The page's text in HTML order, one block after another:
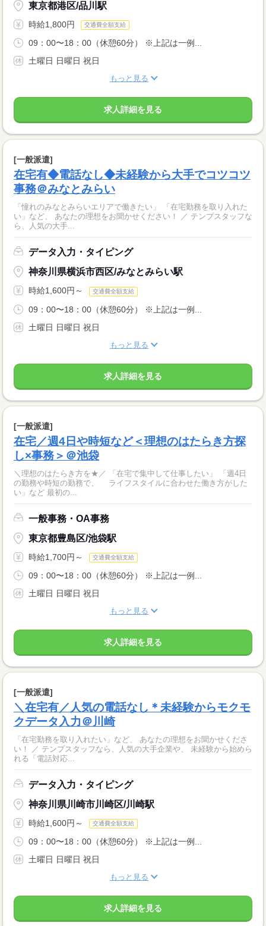
東京都港区/品川駅
時給1,800円 交通費全額支給
09：00〜18：00（休憩60分） ※上記は一例...
土曜日 日曜日 祝日
もっと見る
求人詳細を見る
[一般派遣]
在宅有◆電話なし◆未経験から大手でコツコツ
事務＠みなとみらい
「憧れのみなとみらいエリアで働きたい」 「在宅勤務を取り入れた
い」など、 あなたの理想をお聞かせください！ ／ テンプスタッフな
ら、人気の大手...
データ入力・タイピング
神奈川県横浜市西区/みなとみらい駅
時給1,600円～ 交通費全額支給
09：00〜18：00（休憩60分） ※上記は一例...
土曜日 日曜日 祝日
もっと見る
求人詳細を見る
[一般派遣]
在宅／週4日や時短など＜理想のはたらき方探
し×事務＞＠池袋
＼理想のはたらき方を★／ 「在宅で集中して仕事したい」 「週4日
の勤務や時短の勤務で、 ライフスタイルに合わせた働き方がした
い」など 最初の...
一般事務・OA事務
東京都豊島区/池袋駅
時給1,700円～ 交通費全額支給
09：00〜18：00（休憩60分） ※上記は一例...
土曜日 日曜日 祝日
もっと見る
求人詳細を見る
[一般派遣]
＼在宅有／人気の電話なし＊未経験からモクモ
クデータ入力＠川崎
「在宅勤務を取り入れたい」など、 あなたの理想をお聞かせくださ
い！ ／ テンプスタッフなら、人気の大手企業や、 未経験から始めら
れる「電話対応...
データ入力・タイピング
神奈川県川崎市川崎区/川崎駅
時給1,600円～ 交通費全額支給
09：00〜18：00（休憩60分） ※上記は一例...
土曜日 日曜日 祝日
もっと見る
求人詳細を見る